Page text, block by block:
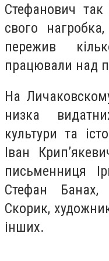
Стефанович
свого
пережив
працювали над
На
низка
культури та
Іван
письменниця
Стефан Банах,
Скорик,
інших.